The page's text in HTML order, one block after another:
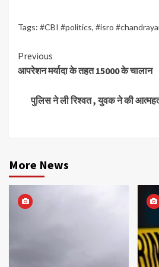
Tags: #CBI #politics, #isro
Continue
Reading
Previous
आपरेशन मर्यादा के तहत 15000 के चालान
पुलिस ने ली रिश्वत , युवक ने की
More News